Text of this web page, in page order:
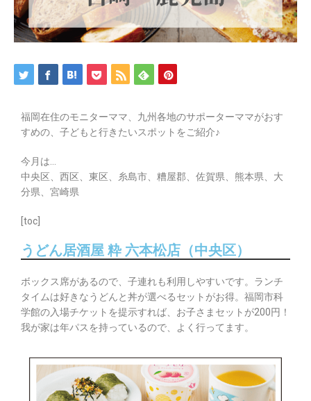
福岡在住のモニターママ、九州各地のサポーターママがおす
すめの、子どもと行きたいスポットをご紹介♪
今月は…
中央区、西区、東区、糸島市、糟屋郡、佐賀県、熊本県、大
分県、宮崎県
[toc]
うどん居酒屋 粋 六本松店（中央区）
ボックス席があるので、子連れも利用しやすいです。ランチ
タイムは好きなうどんと丼が選べるセットがお得。福岡市科
学館の入場チケットを提示すれば、お子さまセットが200円！
我が家は年パスを持っているので、よく行ってます。